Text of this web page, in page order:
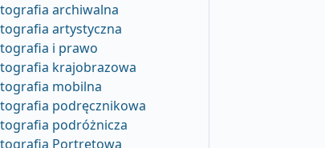
archiwalna
artystyczna
i prawo
krajobrazowa
mobilna
podręcznikowa
podróżnicza
Portretowa